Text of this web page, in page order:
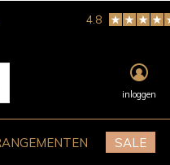
SALE
inloggen
4.8